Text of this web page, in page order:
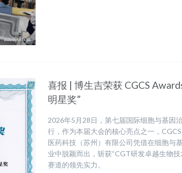
喜报 | 博生吉荣获 CGCS
明星奖”
2026年5月28日，第七届国际细胞与基因
行，作为本届大会的核心亮点之一，
医药科技（苏州）有限公司凭借在细胞与
业中脱颖而出，斩获“CGT研发卓越生物
赛道的领先实力。